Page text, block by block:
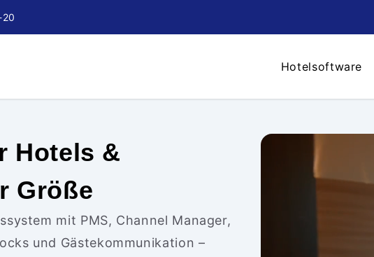
Hotelsoftware
Hotels &
Größe
mit PMS, Channel Manager,
und Gästekommunikation –